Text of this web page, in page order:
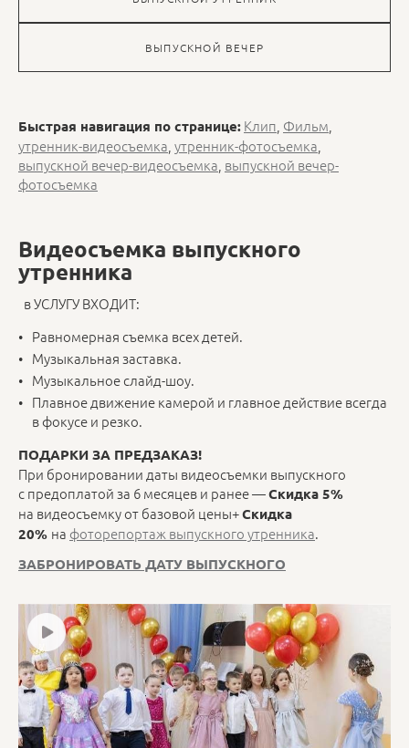
ВЫПУСКНОЙ ВЕЧЕР
Быстрая навигация по странице: Клип Фильм
утренник-видеосъемка утренник-фотосъемка
выпускной вечер-видеосъемка выпускной вечер-
фотосъемка
Видеосъемка выпускного
утренника
в УСЛУГУ ВХОДИТ:
Равномерная съемка всех детей.
Музыкальная заставка.
Музыкальное слайд-шоу.
Плавное движение камерой и главное действие всегда
в фокусе и резко.
ПОДАРКИ ЗА ПРЕДЗАКАЗ!
При бронировании даты видеосъемки выпускного
с предоплатой за 6 месяцев и ранее —Скидка 5%
на видеосъемку от базовой цены+Скидка
20% на фоторепортаж выпускного утренника.
ЗАБРОНИРОВАТЬ ДАТУ ВЫПУСКНОГО